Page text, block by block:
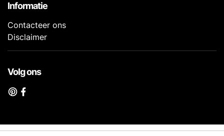
Informatie
Contacteer ons
Disclaimer
Volg ons